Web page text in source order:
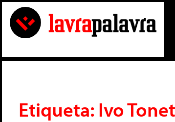
Etiqueta: Ivo Tonet